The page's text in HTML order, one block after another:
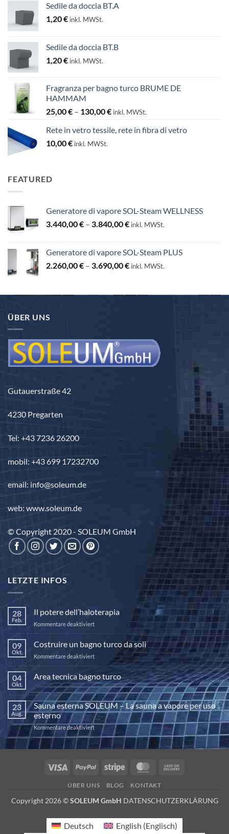
Sedile da doccia BT.A
1,20€ inkl. MWSt.
Sedile da doccia BT.B
1,20€ inkl. MWSt.
Fragranza per bagno turco BRUME DE
HAMMAM
25,00€ – 130,00€Preisspanne:
bis
inkl. MWSt.
Rete in vetro tessile, rete in fibra di vetro
10,00€ inkl. MWSt.
FEATURED
Generatore di vapore SOL-Steam WELLNESS
3.440,00€ – 3.840,00€Preisspanne:
3.840,00 €
inkl. MWSt.
Generatore di vapore SOL-Steam PLUS
2.260,00€ – 3.690,00€Preisspanne:
3.690,00 €
inkl. MWSt.
ÜBER UNS
Gutauerstraße 42
4230 Pregarten
Tel: +43 7236 26200
mobil: +43 699 17232700
email: info@soleum.de
web: www.soleum.de
© Copyright 2020 - SOLEUM GmbH
LETZTE INFOS
28
Feb.
Il potere dell’haloterapia
Kommentare deaktiviertfür
potere
dell’haloterapia
09
Okt.
Costruire un bagno turco da soli
Kommentare deaktiviertfür
Costruire
bagno
turco
da
soli
04
Okt.
Area tecnica bagno turco
Keine
Kommentare
zu
Area
tecnica
bagno
turco
23
Aug.
Sauna esterna SOLEUM – La sauna a vapore per uso
esterno
Kommentare deaktiviertfür
Sauna
esterna
La
a
per
esterno
Visa PayPal Stripe MasterCard
ÜBER UNS BLOG KONTAKT
Copyright 2026 ©SOLEUM GmbH DATENSCHUTZERKLÄRUNG
Deutsch English (Englisch)